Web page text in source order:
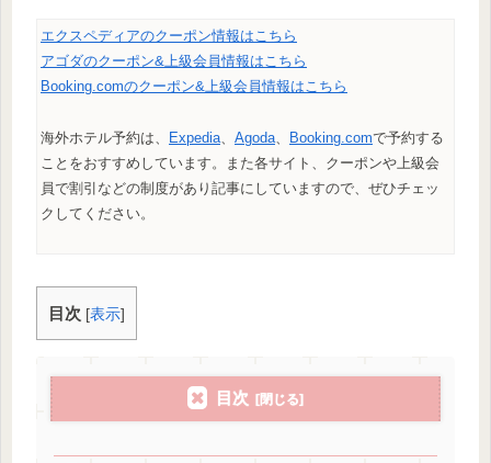
エクスペディアのクーポン情報はこちら
アゴダのクーポン&上級会員情報はこちら
Booking.comのクーポン&上級会員情報はこちら
海外ホテル予約は、 Expedia Agoda Booking.comで予約する
ことをおすすめしています。また各サイト、クーポンや上級会
員で割引などの制度があり記事にしていますので、ぜひチェッ
クしてください。
目次 [表示]
目次